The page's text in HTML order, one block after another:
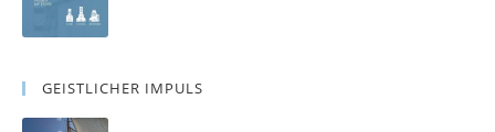
GEISTLICHER IMPULS